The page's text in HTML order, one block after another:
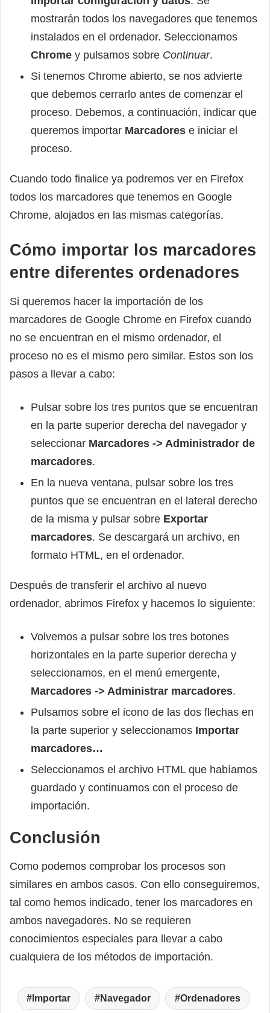
mostrarán todos los navegadores que tenemos
instalados en el ordenador. Seleccionamos
Chrome y pulsamos sobre Continuar.
Si tenemos Chrome abierto, se nos advierte
que debemos cerrarlo antes de comenzar el
proceso. Debemos, a continuación, indicar que
queremos importar Marcadores e iniciar el
proceso.
Cuando todo finalice ya podremos ver en Firefox
todos los marcadores que tenemos en Google
Chrome, alojados en las mismas categorías.
Cómo importar los marcadores
entre diferentes ordenadores
Si queremos hacer la importación de los
marcadores de Google Chrome en Firefox cuando
no se encuentran en el mismo ordenador, el
proceso no es el mismo pero similar. Estos son los
pasos a llevar a cabo:
Pulsar sobre los tres puntos que se encuentran
en la parte superior derecha del navegador y
seleccionar Marcadores -> Administrador de
marcadores.
En la nueva ventana, pulsar sobre los tres
puntos que se encuentran en el lateral derecho
de la misma y pulsar sobre Exportar
marcadores. Se descargará un archivo, en
formato HTML, en el ordenador.
Después de transferir el archivo al nuevo
ordenador, abrimos Firefox y hacemos lo siguiente:
Volvemos a pulsar sobre los tres botones
horizontales en la parte superior derecha y
seleccionamos, en el menú emergente,
Marcadores -> Administrar marcadores.
Pulsamos sobre el icono de las dos flechas en
la parte superior y seleccionamos Importar
marcadores…
Seleccionamos el archivo HTML que habíamos
guardado y continuamos con el proceso de
importación.
Conclusión
Como podemos comprobar los procesos son
similares en ambos casos. Con ello conseguiremos,
tal como hemos indicado, tener los marcadores en
ambos navegadores. No se requieren
conocimientos especiales para llevar a cabo
cualquiera de los métodos de importación.
Importar Navegador Ordenadores